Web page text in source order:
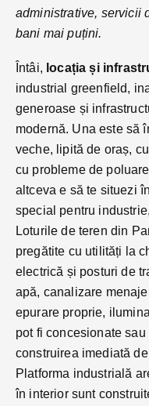
administrative, servicii
bani mai puțini.
Întâi, locația și
industrial greenfield,
generoase și
modernă. Una este să
veche, lipită de oraș,
cu probleme de
altceva e să te situezi
special pentru
Loturile de teren din
pregătite cu utilități la
electrică și posturi de
apă, canalizare
epurare proprie,
pot fi concesionate
construirea imediată
Platforma industrială
în interior sunt